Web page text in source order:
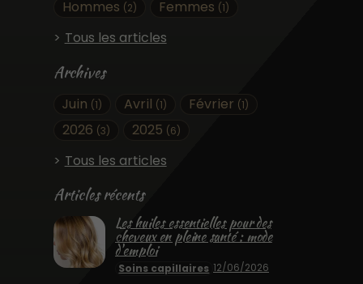
Hommes (2) Femmes (1)
Tous les articles
Archives
Juin (1) Avril (1) Février (1)
2026 (3) 2025 (6)
Tous les articles
Articles récents
Soins capillaires 12/06/2026
Les huiles essentielles pour des
cheveux en pleine santé : mode
d'emploi